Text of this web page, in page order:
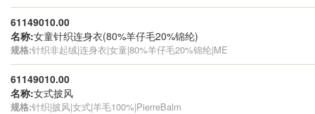
61149010.00
名称:女童针织连身衣(80%羊仔毛20%锦纶)
规格:针织非起绒|连身衣|女童|80%羊仔毛20%锦纶|ME
61149010.00
名称:女式披风
规格:针织|披风|女式|羊毛100%|PierreBalm